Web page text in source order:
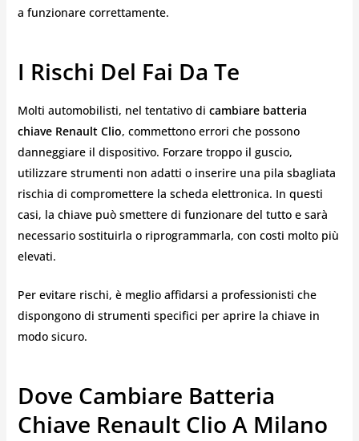
a funzionare correttamente.
I Rischi Del Fai Da Te
Molti automobilisti, nel tentativo di cambiare batteria
chiave Renault Clio, commettono errori che possono
danneggiare il dispositivo. Forzare troppo il guscio,
utilizzare strumenti non adatti o inserire una pila sbagliata
rischia di compromettere la scheda elettronica. In questi
casi, la chiave può smettere di funzionare del tutto e sarà
necessario sostituirla o riprogrammarla, con costi molto più
elevati.
Per evitare rischi, è meglio affidarsi a professionisti che
dispongono di strumenti specifici per aprire la chiave in
modo sicuro.
Dove Cambiare Batteria
Chiave Renault Clio A Milano